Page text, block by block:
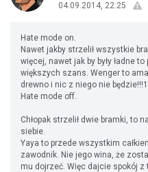
04.09.2014, 22:25
Hate mode on.
Nawet jakby strzelił wszystkie
więcej, nawet jak by były ładne
większych szans. Wenger to
drewno i nic z niego nie
Hate mode off.
Chłopak strzelił dwie bramki, to
siebie.
Yaya to przede wszystkim
zawodnik. Nie jego wina, że
mu dojrzeć. Więc dajcie spokój